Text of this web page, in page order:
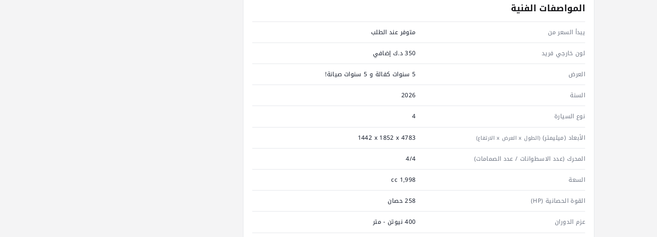
المواصفات الفنية
يبدأ السعر من
متوفر عند الطلب
لون خارجي فريد
350 د.ك إضافي
العرض
5 سنوات كفالة و 5 سنوات صيانة!
السنة
2026
نوع السيارة
4
الأبعاد (ميليمتر) (الطول x العرض x الارتفاع)
4783 ‮x‬ 1852 ‮x‬ 1442
المحرك (عدد الاسطوانات / عدد الصمامات)
4/4
السعة
1,998 cc
القوة الحصانية (HP)
258 حصان
عزم الدوران
400 نيوتن - متر